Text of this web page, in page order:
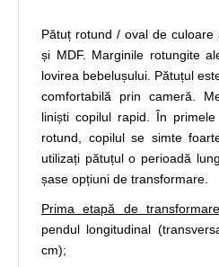
Pătuț rotund / oval de
și MDF. Marginile rotungite
lovirea bebelușului. Pătuțul
comfortabilă prin cameră.
liniști copilul rapid. În
rotund, copilul se simte
utilizați pătuțul o perioadă
șase opțiuni de transformare.
Prima etapă de transformare
pendul longitudinal
cm);